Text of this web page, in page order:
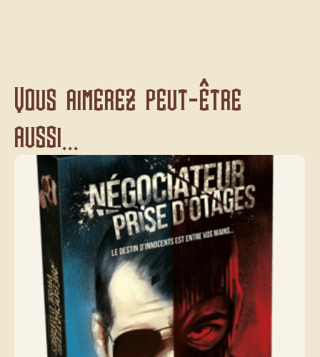
Vous aimerez peut-être
aussi...